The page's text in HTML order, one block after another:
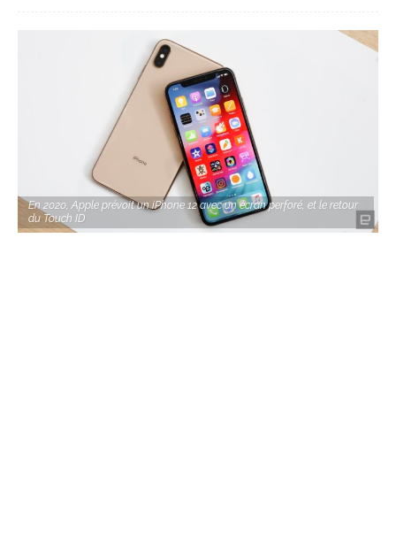
En 2020, Apple prévoit un iPhone 12 avec un écran perforé, et le retour
du Touch ID